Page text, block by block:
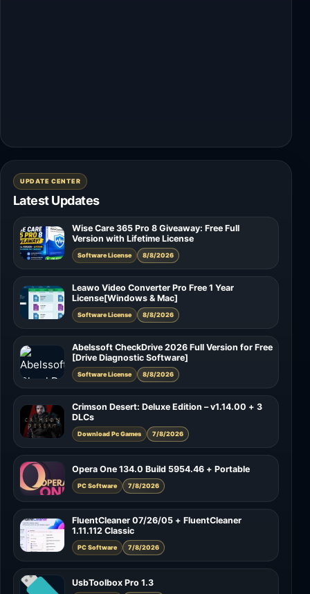
UPDATE CENTER
Latest Updates
Wise Care 365 Pro 8 Giveaway: Free Full
Version with Lifetime License
Software License 8/8/2026
Leawo Video Converter Pro Free 1 Year
License[Windows & Mac]
Software License 8/8/2026
Abelssoft CheckDrive 2026 Full Version for Free
[Drive Diagnostic Software]
Software License 8/8/2026
Crimson Desert: Deluxe Edition – v1.14.00 + 3
DLCs
Download Pc Games 7/8/2026
Opera One 134.0 Build 5954.46 + Portable
PC Software 7/8/2026
FluentCleaner 07/26/05 + FluentCleaner
1.11.112 Classic
PC Software 7/8/2026
UsbToolbox Pro 1.3